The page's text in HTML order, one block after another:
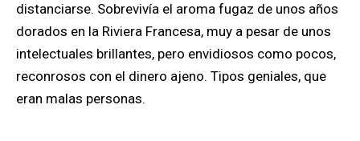
distanciarse. Sobrevivía el aroma fugaz de unos años
dorados en la Riviera Francesa, muy a pesar de unos
intelectuales brillantes, pero envidiosos como pocos,
reconrosos con el dinero ajeno. Tipos geniales, que
eran malas personas.